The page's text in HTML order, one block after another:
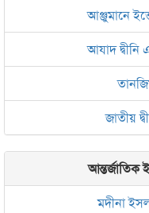
আঞ্জুমানে
আযাদ দ্বীনি
জাতীয়
আন্তর্জাতিক
মদীনা